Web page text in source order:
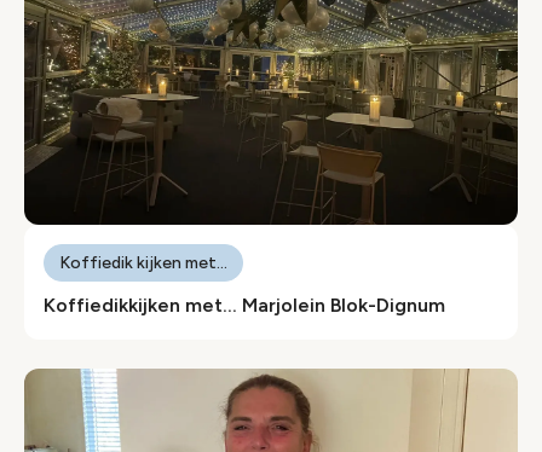
Koffiedikkijken met… Marjolein Blok-Dignum
Koffiedik kijken met...